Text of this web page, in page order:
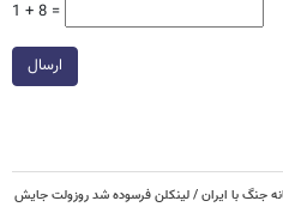
1 + 8 =
ارسال
جنگ با ایران / لینکلن فرسوده شد روزولت جایش